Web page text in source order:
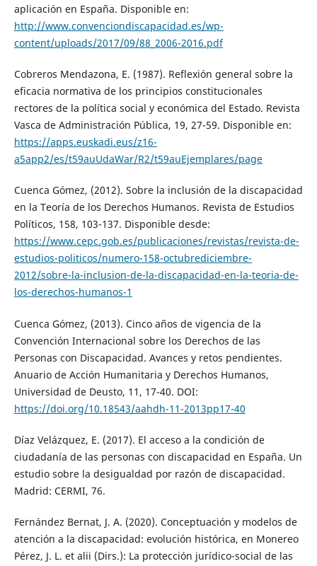
aplicación en España. Disponible en:
http://www.convenciondiscapacidad.es/wp-
content/uploads/2017/09/88_2006-2016.pdf
Cobreros Mendazona, E. (1987). Reflexión general sobre la
eficacia normativa de los principios constitucionales
rectores de la política social y económica del Estado. Revista
Vasca de Administración Pública, 19, 27-59. Disponible en:
https://apps.euskadi.eus/z16-
a5app2/es/t59auUdaWar/R2/t59auEjemplares/page
Cuenca Gómez, (2012). Sobre la inclusión de la discapacidad
en la Teoría de los Derechos Humanos. Revista de Estudios
Políticos, 158, 103-137. Disponible desde:
https://www.cepc.gob.es/publicaciones/revistas/revista-de-
estudios-politicos/numero-158-octubrediciembre-
2012/sobre-la-inclusion-de-la-discapacidad-en-la-teoria-de-
los-derechos-humanos-1
Cuenca Gómez, (2013). Cinco años de vigencia de la
Convención Internacional sobre los Derechos de las
Personas con Discapacidad. Avances y retos pendientes.
Anuario de Acción Humanitaria y Derechos Humanos,
Universidad de Deusto, 11, 17-40. DOI:
https://doi.org/10.18543/aahdh-11-2013pp17-40
Díaz Velázquez, E. (2017). El acceso a la condición de
ciudadanía de las personas con discapacidad en España. Un
estudio sobre la desigualdad por razón de discapacidad.
Madrid: CERMI, 76.
Fernández Bernat, J. A. (2020). Conceptuación y modelos de
atención a la discapacidad: evolución histórica, en Monereo
Pérez, J. L. et alii (Dirs.): La protección jurídico-social de las